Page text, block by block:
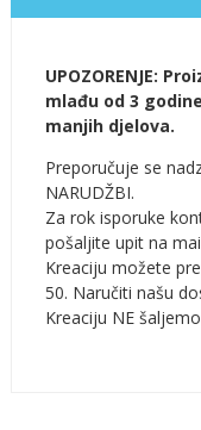
UPOZORENJE:
mlađu od 3
manjih djelova.
Preporučuje se
NARUDŽBI.
Za rok isporuke
pošaljite upit na
Kreaciju možete
50. Naručiti našu
Kreaciju NE